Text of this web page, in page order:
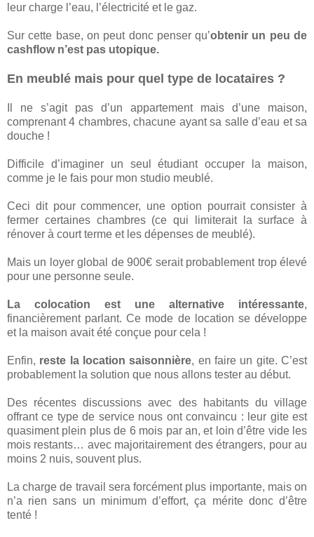
leur charge l’eau, l’électricité et le gaz.
Sur cette base, on peut donc penser qu’obtenir un peu de
cashflow n’est pas utopique.
En meublé mais pour quel type de locataires ?
Il ne s’agit pas d’un appartement mais d’une maison,
comprenant 4 chambres, chacune ayant sa salle d’eau et sa
douche !
Difficile d’imaginer un seul étudiant occuper la maison,
comme je le fais pour mon studio meublé.
Ceci dit pour commencer, une option pourrait consister à
fermer certaines chambres (ce qui limiterait la surface à
rénover à court terme et les dépenses de meublé).
Mais un loyer global de 900€ serait probablement trop élevé
pour une personne seule.
La colocation est une alternative intéressante,
financièrement parlant. Ce mode de location se développe
et la maison avait été conçue pour cela !
Enfin, reste la location saisonnière, en faire un gite. C’est
probablement la solution que nous allons tester au début.
Des récentes discussions avec des habitants du village
offrant ce type de service nous ont convaincu : leur gite est
quasiment plein plus de 6 mois par an, et loin d’être vide les
mois restants… avec majoritairement des étrangers, pour au
moins 2 nuis, souvent plus.
La charge de travail sera forcément plus importante, mais on
n’a rien sans un minimum d’effort, ça mérite donc d’être
tenté !